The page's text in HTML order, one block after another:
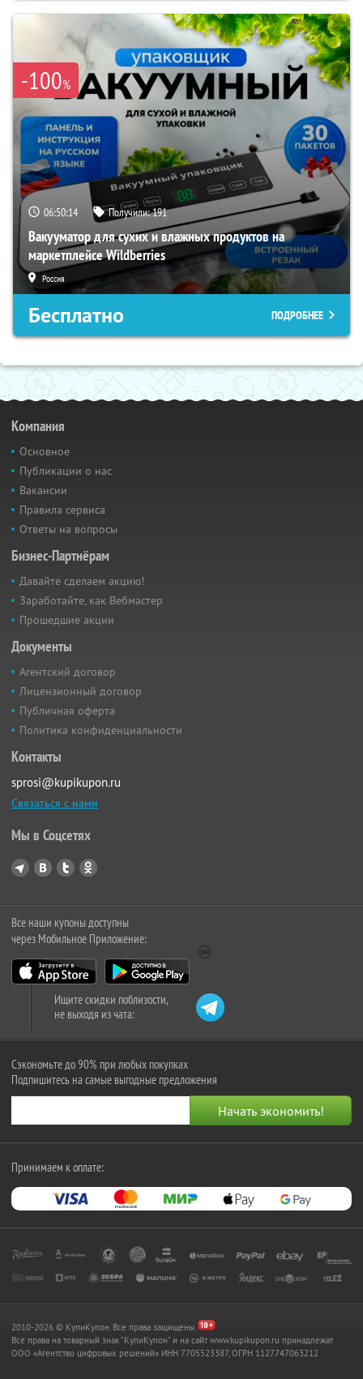
-100%
06:50:13 Получили:191
Вакууматор для сухих и влажных продуктов на
маркетплейсе Wildberries
Россия
Бесплатно ПОДРОБНЕЕ
Компания
Основное
Публикации о нас
Вакансии
Правила сервиса
Ответы на вопросы
Бизнес-Партнёрам
Давайте сделаем акцию!
Заработайте, как Вебмастер
Прошедшие акции
Документы
Агентский договор
Лицензионный договор
Публичная оферта
Политика конфиденциальности
Контакты
sprosi@kupikupon.ru
Связаться с нами
Мы в Соцсетях
Все наши купоны доступны
через Мобильное Приложение:
Ищите скидки поблизости,
не выходя из чата:
Сэкономьте до 90% при любых покупках
Подпишитесь на самые выгодные предложения
Принимаем к оплате:
2010-2026 © КупиКупон. Все права защищены.
Все права на товарный знак "КупиКупон" и на сайт www.kupikupon.ru принадлежат
OOO «Агентство цифровых решений» ИНН 7705523387, ОГРН 1127747063212